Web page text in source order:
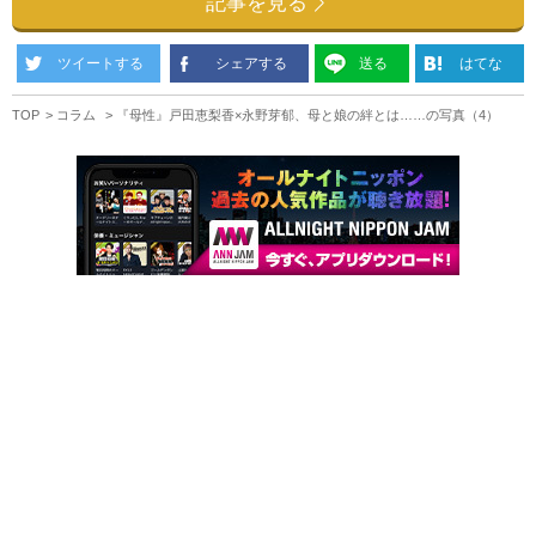
ツイートする シェアする 送る はてな
TOP コラム 『母性』戸田恵梨香×永野芽郁、母と娘の絆とは……の写真（4）